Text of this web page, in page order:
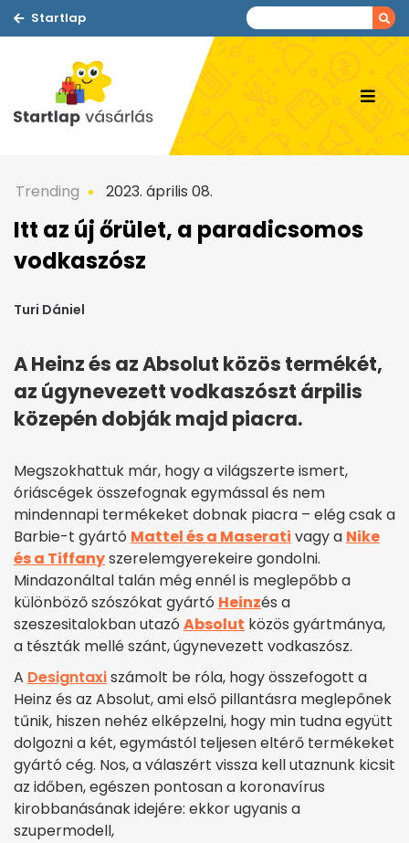
Startlap
Trending 2023. április 08.
Itt az új őrület, a paradicsomos
vodkaszósz
Turi Dániel
A Heinz és az Absolut közös termékét,
az úgynevezett vodkaszószt árpilis
közepén dobják majd piacra.
Megszokhattuk már, hogy a világszerte ismert,
óriáscégek összefognak egymással és nem
mindennapi termékeket dobnak piacra – elég csak a
Barbie-t gyártó Mattel és a Maserati vagy a Nike
és a Tiffanyszerelemgyerekeire gondolni.
Mindazonáltal talán még ennél is meglepőbb a
különböző szószókat gyártó Heinzés a
szeszesitalokban utazó Absolut közös gyártmánya,
a tészták mellé szánt, úgynevezett vodkaszósz.
A Designtaxiszámolt be róla, hogy összefogott a
Heinz és az Absolut, ami első pillantásra meglepőnek
tűnik, hiszen nehéz elképzelni, hogy min tudna együtt
dolgozni a két, egymástól teljesen eltérő termékeket
gyártó cég. Nos, a válaszért vissza kell utaznunk kicsit
az időben, egészen pontosan a koronavírus
kirobbanásának idejére: ekkor ugyanis a
szupermodell,